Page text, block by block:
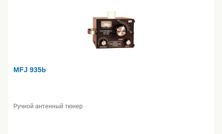
MFJ 935b
Ручной антенный тюнер